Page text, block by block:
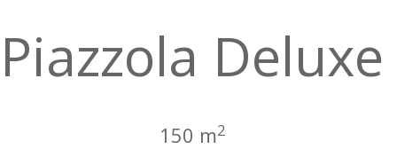
Piazzola Deluxe
150 m2